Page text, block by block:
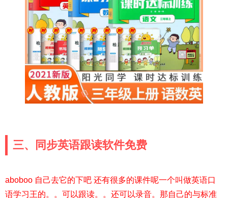
三、同步英语跟读软件免费
aboboo 自己去它的下吧 还有很多的课件呢一个叫做英语口
语学习王的。。可以跟读。。还可以录音。那自己的与标准